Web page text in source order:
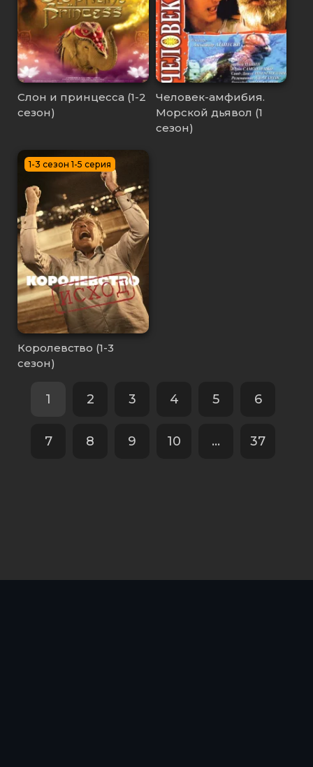
Слон и принцесса (1-2
сезон)
Человек-амфибия.
Морской дьявол (1
сезон)
1-3 сезон 1-5 серия
Королевство (1-3
сезон)
1 2 3 4 5 6
7 8 9 10 ... 37